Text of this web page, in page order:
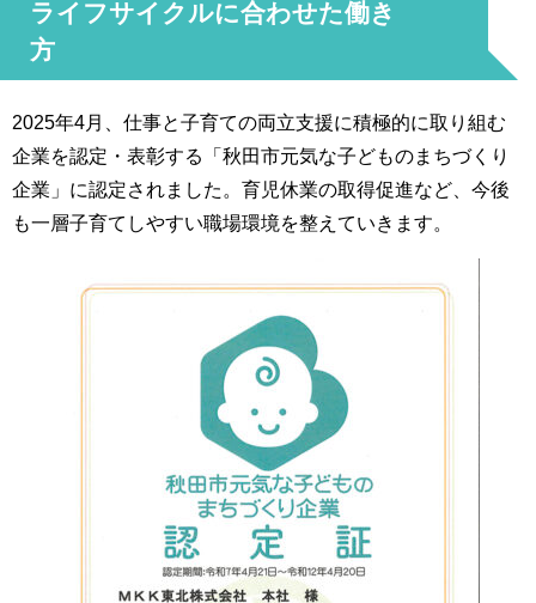
ライフサイクルに合わせた働き
方
2025年4月、仕事と子育ての両立支援に積極的に取り組む
企業を認定・表彰する「秋田市元気な子どものまちづくり
企業」に認定されました。育児休業の取得促進など、今後
も一層子育てしやすい職場環境を整えていきます。